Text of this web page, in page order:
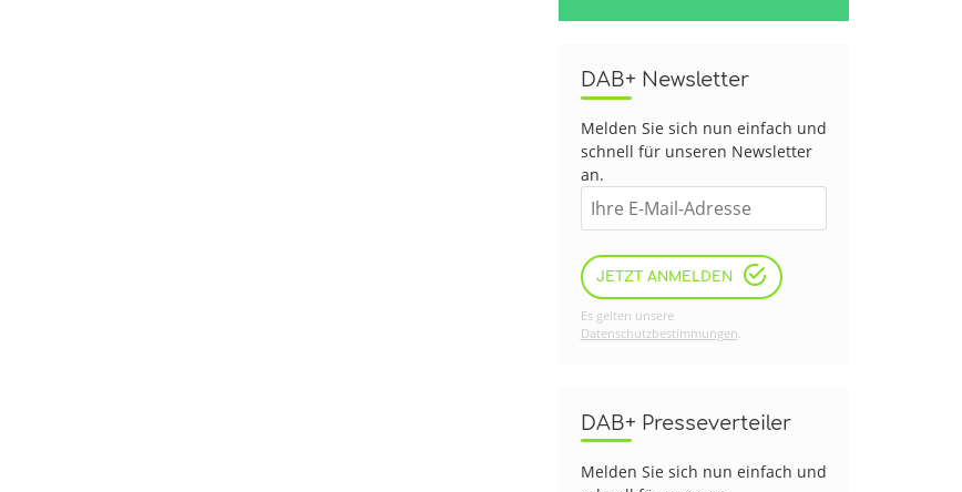
DAB+ Newsletter
Melden Sie sich nun einfach und
schnell für unseren Newsletter
an.
JETZT ANMELDEN
Es gelten unsere
Datenschutzbestimmungen
DAB+ Presseverteiler
Melden Sie sich nun einfach und